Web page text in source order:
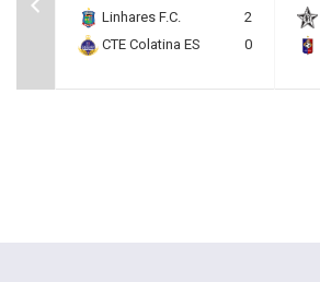
Linhares F.C.
2
CTE Colatina ES
0